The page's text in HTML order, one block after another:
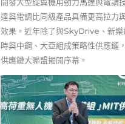
開發大型旋翼機用動力馬達與電調
達與電調比同級產品具備更高拉力
效果。近年除了與SkyDrive、新樂
時與中鋼、大亞組成策略性供應鏈
供應鏈大聯盟揭開序幕。